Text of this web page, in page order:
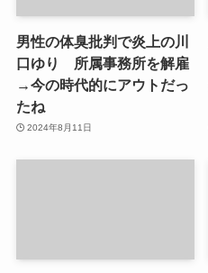
男性の体臭批判で炎上の川
口ゆり 所属事務所を解雇
→今の時代的にアウトだっ
たね
2024年8月11日